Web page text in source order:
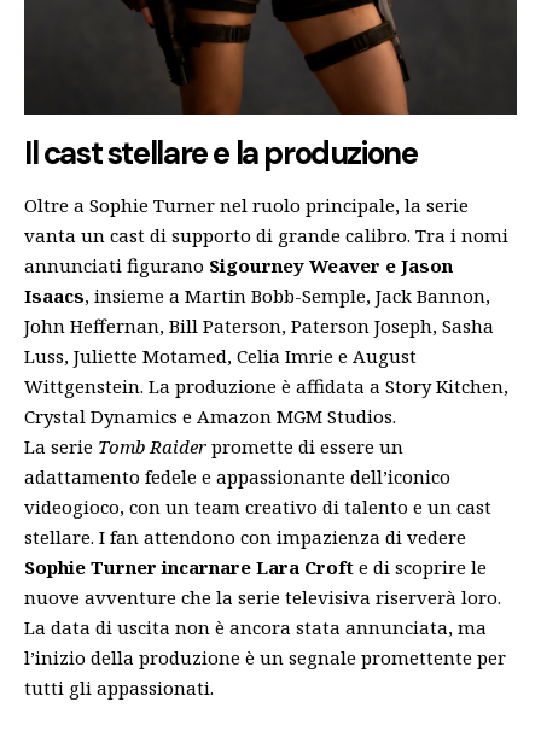
Il cast stellare e la produzione
Oltre a Sophie Turner nel ruolo principale, la serie
vanta un cast di supporto di grande calibro. Tra i nomi
annunciati figurano Sigourney Weaver e Jason
Isaacs, insieme a Martin Bobb-Semple, Jack Bannon,
John Heffernan, Bill Paterson, Paterson Joseph, Sasha
Luss, Juliette Motamed, Celia Imrie e August
Wittgenstein. La produzione è affidata a Story Kitchen,
Crystal Dynamics e Amazon MGM Studios.
La serie Tomb Raider promette di essere un
adattamento fedele e appassionante dell’iconico
videogioco, con un team creativo di talento e un cast
stellare. I fan attendono con impazienza di vedere
Sophie Turner incarnare Lara Croft e di scoprire le
nuove avventure che la serie televisiva riserverà loro.
La data di uscita non è ancora stata annunciata, ma
l’inizio della produzione è un segnale promettente per
tutti gli appassionati.